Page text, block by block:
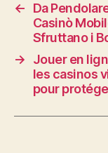
←
Da
Casinò
Sfruttano i
→
Jouer en
les casinos
pour